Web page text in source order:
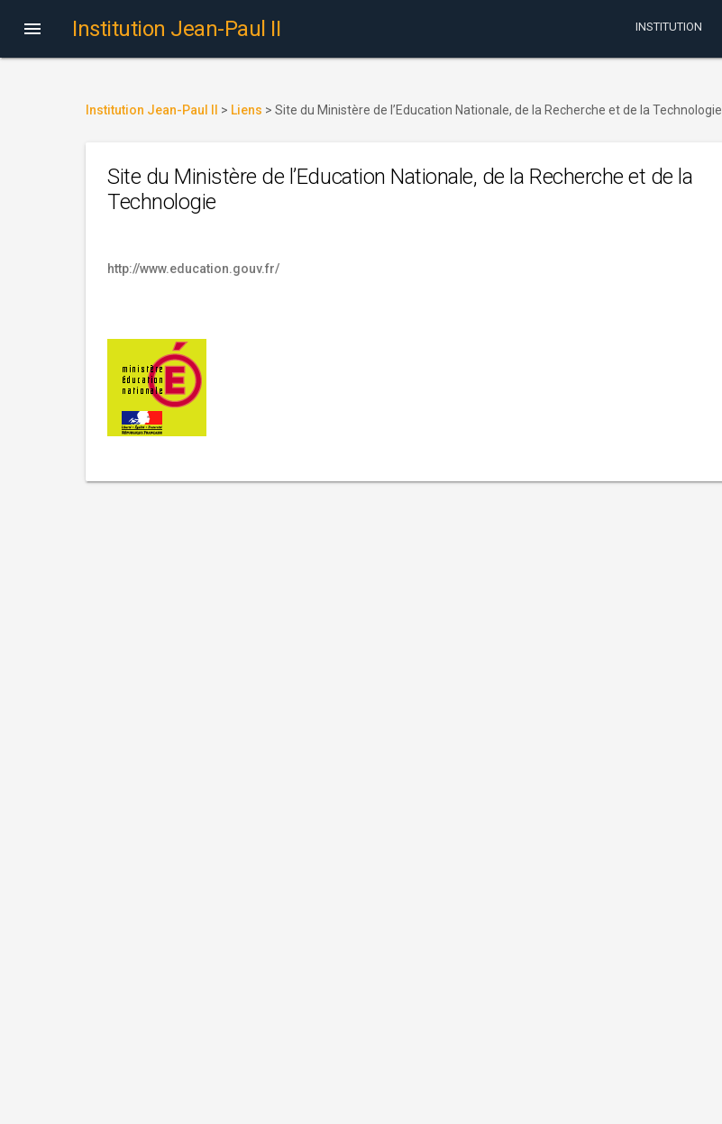
 Institution Jean-Paul II INSTITUTION
Institution Jean-Paul II > Liens > Site du Ministère de l’Education Nationale, de la Recherche et de la Technologie
Site du Ministère de l’Education Nationale, de la Recherche et de la
Technologie
http://www.education.gouv.fr/